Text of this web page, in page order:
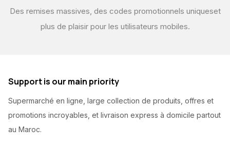
Des remises massives, des codes promotionnels uniqueset
plus de plaisir pour les utilisateurs mobiles.
Support is our main priority
Supermarché en ligne, large collection de produits, offres et
promotions incroyables, et livraison express à domicile partout
au Maroc.